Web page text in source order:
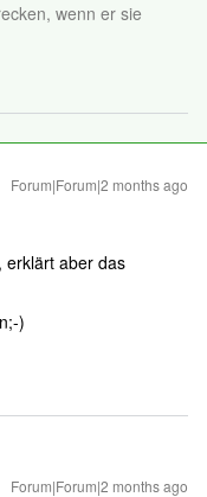
wenn er sie
Forum|Forum|2 months ago
erklärt aber das
)
Forum|Forum|2 months ago